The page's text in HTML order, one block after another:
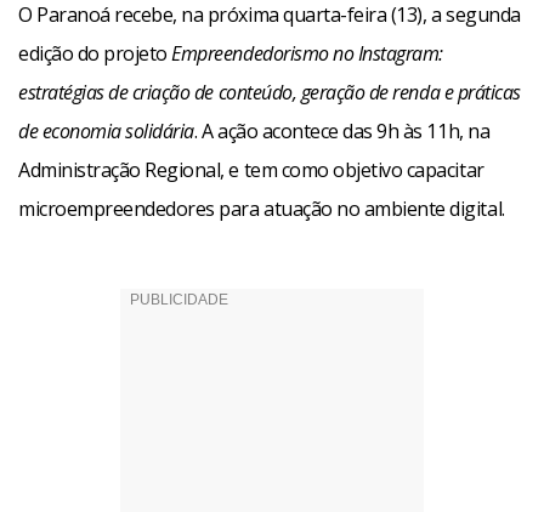
O Paranoá recebe, na próxima quarta-feira (13), a segunda
edição do projetoEmpreendedorismo no Instagram:
estratégias de criação de conteúdo, geração de renda e práticas
de economia solidária. A ação acontece das 9h às 11h, na
Administração Regional, e tem como objetivo capacitar
microempreendedores para atuação no ambiente digital.